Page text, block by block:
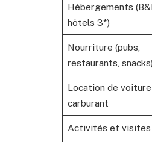
Hébergements
hôtels 3*)
Nourriture (pubs,
restaurants, snacks)
Location de
carburant
Activités et visites